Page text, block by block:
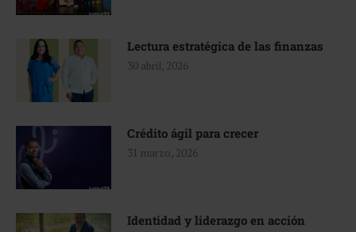
Lectura estratégica de las finanzas
30 abril, 2026
Crédito ágil para crecer
31 marzo, 2026
Identidad y liderazgo en acción